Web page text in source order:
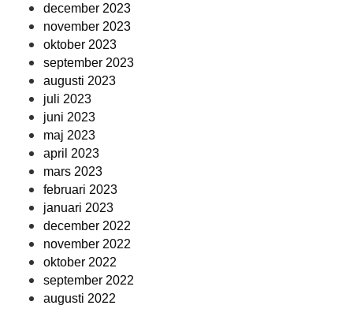
december 2023
november 2023
oktober 2023
september 2023
augusti 2023
juli 2023
juni 2023
maj 2023
april 2023
mars 2023
februari 2023
januari 2023
december 2022
november 2022
oktober 2022
september 2022
augusti 2022